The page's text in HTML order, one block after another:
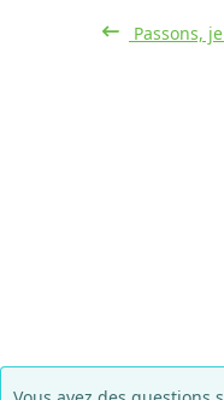
Passons,